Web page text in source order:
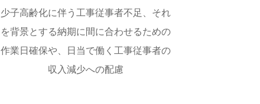
少子高齢化に伴う工事従事者不足、それ
を背景とする納期に間に合わせるための
作業日確保や、日当で働く工事従事者の
収入減少への配慮